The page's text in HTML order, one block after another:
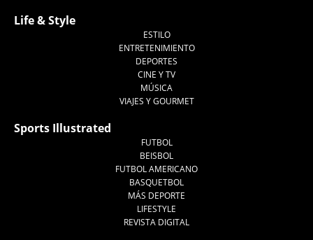
Life & Style
ESTILO
ENTRETENIMIENTO
DEPORTES
CINE Y TV
MÚSICA
VIAJES Y GOURMET
Sports Illustrated
FUTBOL
BEISBOL
FUTBOL AMERICANO
BASQUETBOL
MÁS DEPORTE
LIFESTYLE
REVISTA DIGITAL